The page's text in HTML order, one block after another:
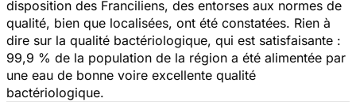
disposition des Franciliens, des entorses aux normes de
qualité, bien que localisées, ont été constatées. Rien à
dire sur la qualité bactériologique, qui est satisfaisante :
99,9 % de la population de la région a été alimentée par
une eau de bonne voire excellente qualité
bactériologique.